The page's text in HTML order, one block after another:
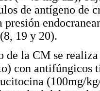
de antígeno de
presión
19 y 20).
de la CM se
con antifúngicos
(100mg/